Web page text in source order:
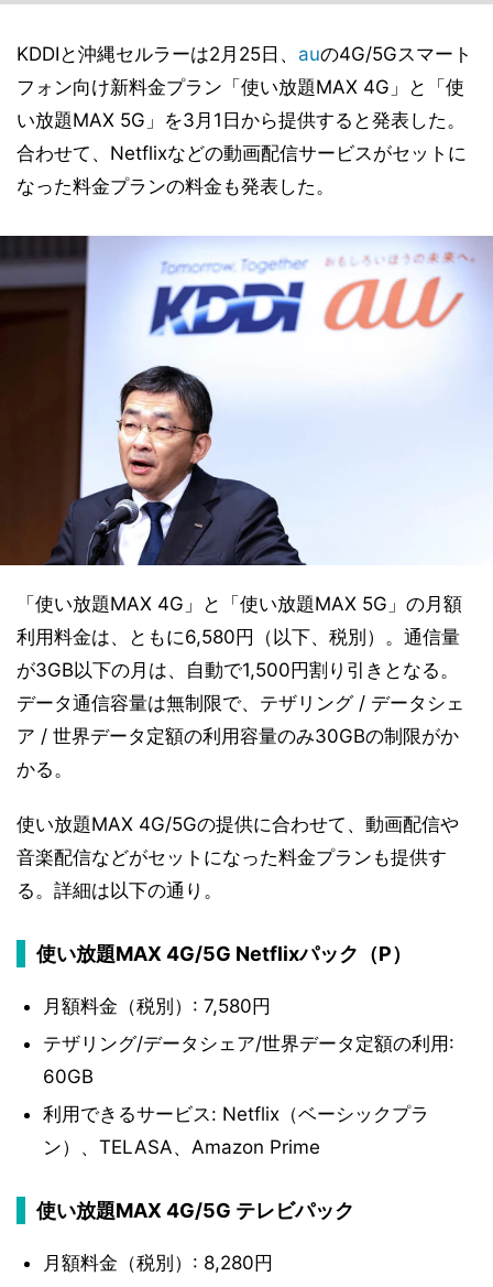
KDDIと沖縄セルラーは2月25日、 auの4G/5Gスマート
フォン向け新料金プラン「使い放題MAX 4G」と「使
い放題MAX 5G」を3月1日から提供すると発表した。
合わせて、Netflixなどの動画配信サービスがセットに
なった料金プランの料金も発表した。
「使い放題MAX 4G」と「使い放題MAX 5G」の月額
利用料金は、ともに6,580円（以下、税別）。通信量
が3GB以下の月は、自動で1,500円割り引きとなる。
データ通信容量は無制限で、テザリング / データシェ
ア / 世界データ定額の利用容量のみ30GBの制限がか
かる。
使い放題MAX 4G/5Gの提供に合わせて、動画配信や
音楽配信などがセットになった料金プランも提供す
る。詳細は以下の通り。
使い放題MAX 4G/5G Netflixパック（P）
月額料金（税別）: 7,580円
テザリング/データシェア/世界データ定額の利用:
60GB
利用できるサービス: Netflix（ベーシックプラ
ン）、TELASA、Amazon Prime
使い放題MAX 4G/5G テレビパック
月額料金（税別）: 8,280円